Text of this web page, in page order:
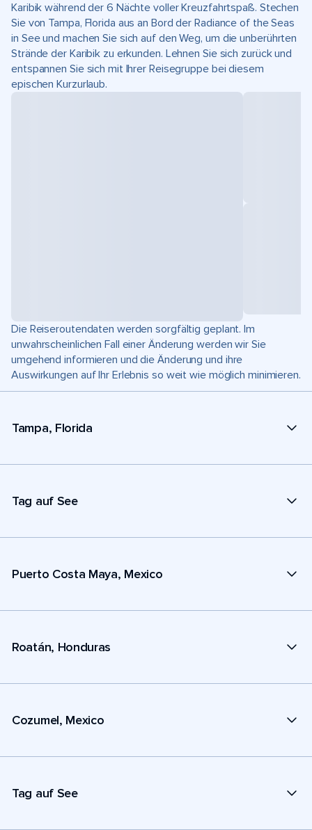
Karibik während der 6 Nächte voller Kreuzfahrtspaß. Stechen
Sie von Tampa, Florida aus an Bord der Radiance of the Seas
in See und machen Sie sich auf den Weg, um die unberührten
Strände der Karibik zu erkunden. Lehnen Sie sich zurück und
entspannen Sie sich mit Ihrer Reisegruppe bei diesem
epischen Kurzurlaub.
Die Reiseroutendaten werden sorgfältig geplant. Im
unwahrscheinlichen Fall einer Änderung werden wir Sie
umgehend informieren und die Änderung und ihre
Auswirkungen auf Ihr Erlebnis so weit wie möglich minimieren.
Tampa, Florida
Tag auf See
Puerto Costa Maya, Mexico
Roatán, Honduras
Cozumel, Mexico
Tag auf See